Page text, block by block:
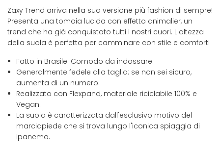
Zaxy Trend arriva nella sua versione più fashion di sempre!
Presenta una tomaia lucida con effetto animalier, un
trend che ha già conquistato tutti i nostri cuori. L'altezza
della suola è perfetta per camminare con stile e comfort!
Fatto in Brasile. Comodo da indossare.
Generalmente fedele alla taglia: se non sei sicuro,
aumenta di un numero.
Realizzato con Flexpand, materiale riciclabile 100% e
Vegan.
La suola è caratterizzata dall'esclusivo motivo del
marciapiede che si trova lungo l'iconica spiaggia di
Ipanema.